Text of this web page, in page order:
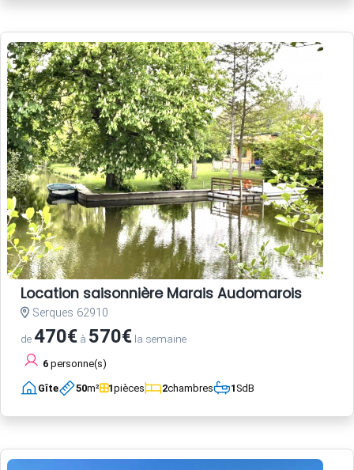
Location saisonnière Marais Audomarois
Serques 62910
de470€ à 570€ la semaine
6 personne(s)
Gîte 50m² 1pièces 2chambres 1SdB